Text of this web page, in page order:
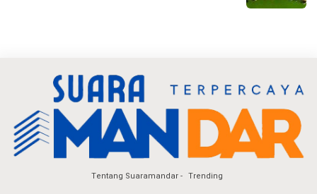
Tentang Suaramandar Trending